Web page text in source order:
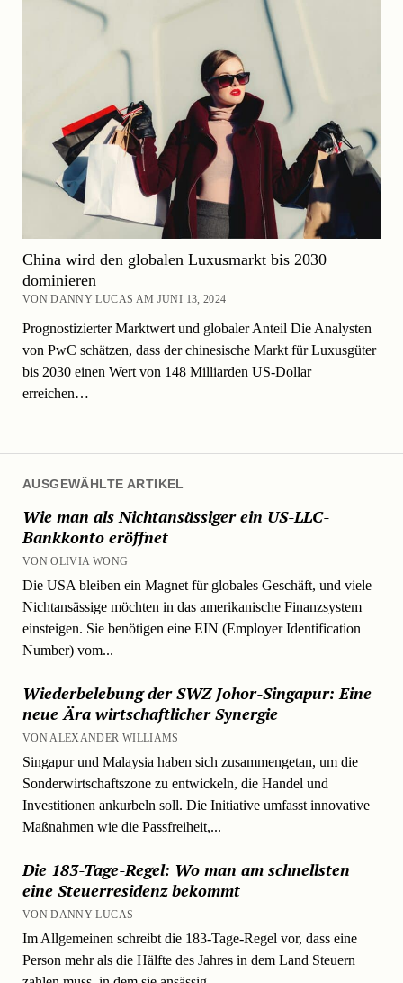
AUSGEWÄHLTE ARTIKEL
Wie man als Nichtansässiger ein US-LLC-
Bankkonto eröffnet
VON OLIVIA WONG
Die USA bleiben ein Magnet für globales Geschäft, und viele
Nichtansässige möchten in das amerikanische Finanzsystem
einsteigen. Sie benötigen eine EIN (Employer Identification
Number) vom...
Wiederbelebung der SWZ Johor-Singapur: Eine
neue Ära wirtschaftlicher Synergie
VON ALEXANDER WILLIAMS
Singapur und Malaysia haben sich zusammengetan, um die
Sonderwirtschaftszone zu entwickeln, die Handel und
Investitionen ankurbeln soll. Die Initiative umfasst innovative
Maßnahmen wie die Passfreiheit,...
Die 183-Tage-Regel: Wo man am schnellsten
eine Steuerresidenz bekommt
VON DANNY LUCAS
Im Allgemeinen schreibt die 183-Tage-Regel vor, dass eine
Person mehr als die Hälfte des Jahres in dem Land Steuern
China wird den globalen Luxusmarkt bis 2030
dominieren
VON DANNY LUCAS AM JUNI 13, 2024
Prognostizierter Marktwert und globaler Anteil Die Analysten
von PwC schätzen, dass der chinesische Markt für Luxusgüter
bis 2030 einen Wert von 148 Milliarden US-Dollar
erreichen…